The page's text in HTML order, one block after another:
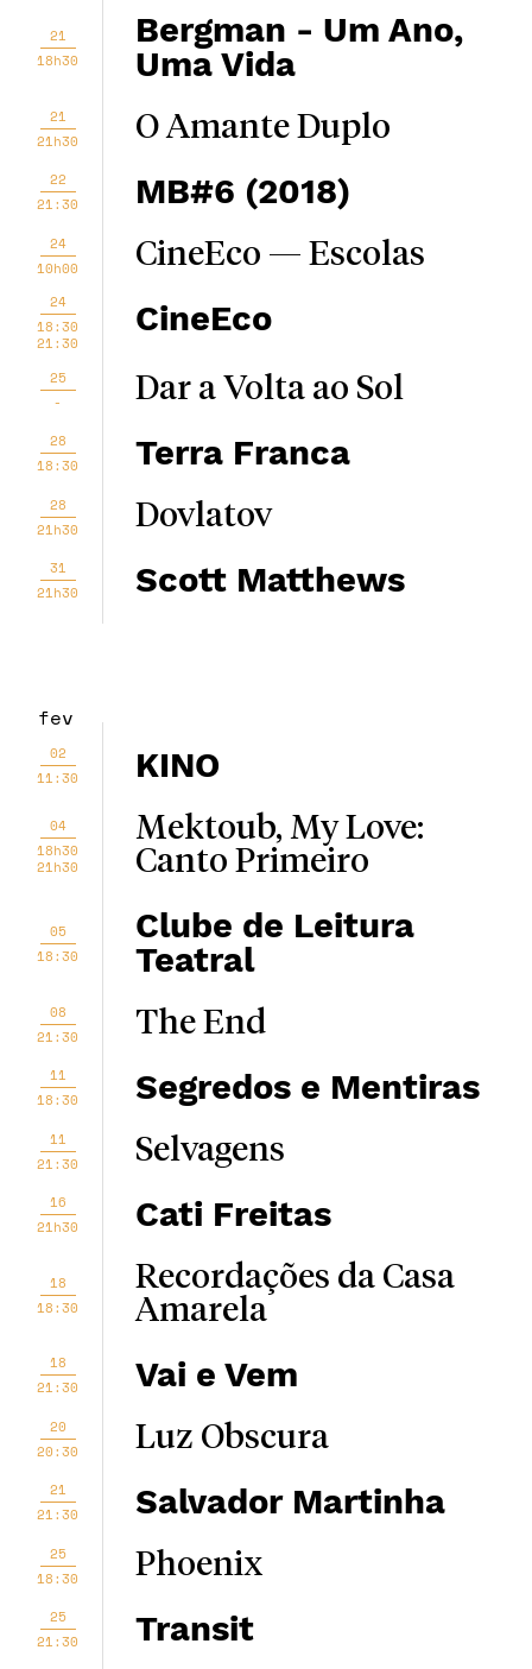
21
18h30
Bergman - Um Ano,
Uma Vida
21
21h30
O Amante Duplo
22
21:30
MB#6 (2018)
24
10h00
CineEco — Escolas
24
18:30
21:30
CineEco
25
-
Dar a Volta ao Sol
28
18:30
Terra Franca
28
21h30
Dovlatov
31
21h30
Scott Matthews
fev
02
11:30
KINO
04
18h30
21h30
Mektoub, My Love:
Canto Primeiro
05
18:30
Clube de Leitura
Teatral
08
21:30
The End
11
18:30
Segredos e Mentiras
11
21:30
Selvagens
16
21h30
Cati Freitas
18
18:30
Recordações da Casa
Amarela
18
21:30
Vai e Vem
20
20:30
Luz Obscura
21
21:30
Salvador Martinha
25
18:30
Phoenix
25
21:30
Transit